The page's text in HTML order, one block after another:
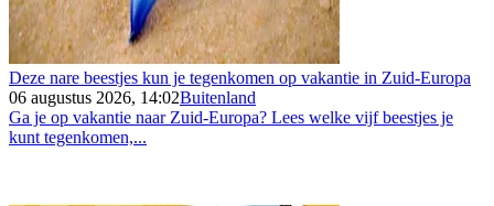
Deze nare beestjes kun je tegenkomen op vakantie in Zuid-Europa
06 augustus 2026, 14:02Buitenland
Ga je op vakantie naar Zuid-Europa? Lees welke vijf beestjes je
kunt tegenkomen,...